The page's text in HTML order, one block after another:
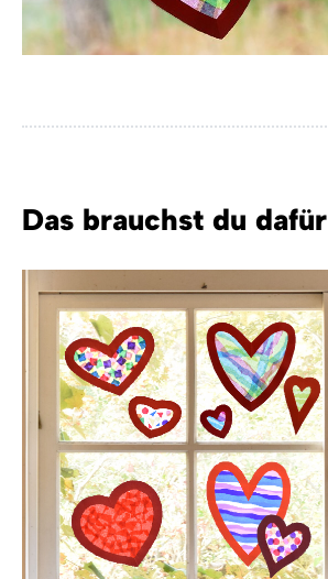
Das brauchst du dafür